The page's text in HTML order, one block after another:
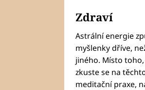
Zdraví
Astrální energie
myšlenky dříve,
jiného. Místo
zkuste se na
meditační praxe,